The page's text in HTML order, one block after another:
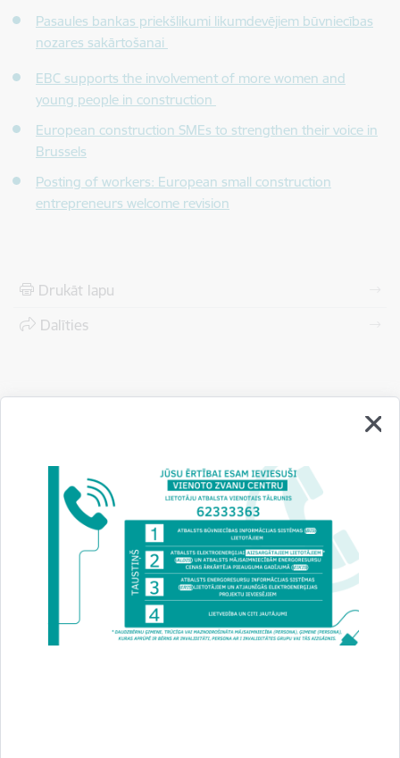
Pasaules bankas priekšlikumi likumdevējiem būvniecības
nozares sakārtošanai
EBC supports the involvement of more women and
young people in construction
European construction SMEs to strengthen their voice in
Brussels
Posting of workers: European small construction
entrepreneurs welcome revision
Drukāt lapu
Dalīties
Vai šī informācija bija noderīga?